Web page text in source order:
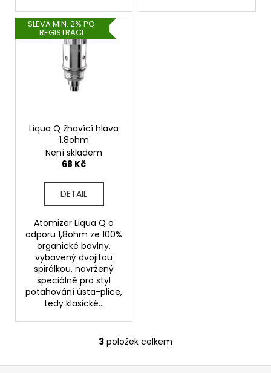
SLEVA MIN. 2% PO
REGISTRACI
Liqua Q žhavící hlava
1.8ohm
Není skladem
68 Kč
DETAIL
Atomizer Liqua Q o
odporu 1,8ohm ze 100%
organické bavlny,
vybavený dvojitou
spirálkou, navržený
speciálně pro styl
potahování ústa-plice,
tedy klasické...
O
v
3 položek celkem